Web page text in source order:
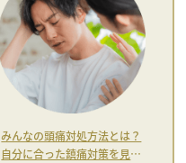
みんなの頭痛対処方法とは？
自分に合った鎮痛対策を見つ